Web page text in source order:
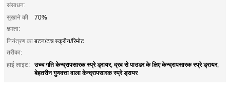
संसाधन:
सुखाने की
क्षमता:
70%
नियंत्रण का
तरीका:
बटन/टच स्क्रीन/रिमोट
हाई लाइट: उच्च गति केन्द्रापसारक स्प्रे ड्रायर,द्रव से पाउडर के लिए केन्द्रापसारक स्प्रे ड्रायर,
बेहतरीन गुणवत्ता वाला केन्द्रापसारक स्प्रे ड्रायर